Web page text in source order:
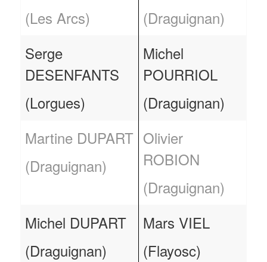
(Les Arcs)
(Draguignan)
Serge
DESENFANTS
(Lorgues)
Michel
POURRIOL
(Draguignan)
Martine DUPART
(Draguignan)
Olivier
ROBION
(Draguignan)
Michel DUPART
(Draguignan)
Mars VIEL
(Flayosc)